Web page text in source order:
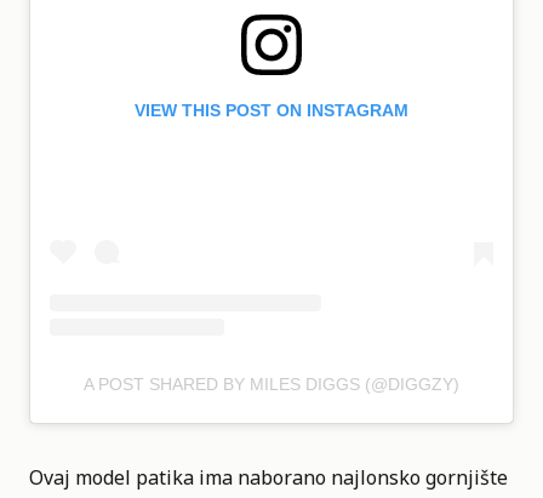
VIEW THIS POST ON INSTAGRAM
A POST SHARED BY MILES DIGGS (@DIGGZY)
Ovaj model patika ima naborano najlonsko gornjište